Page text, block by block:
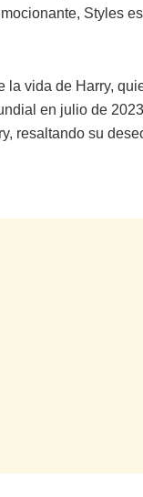
Styles
la vida de Harry,
en julio de
resaltando su